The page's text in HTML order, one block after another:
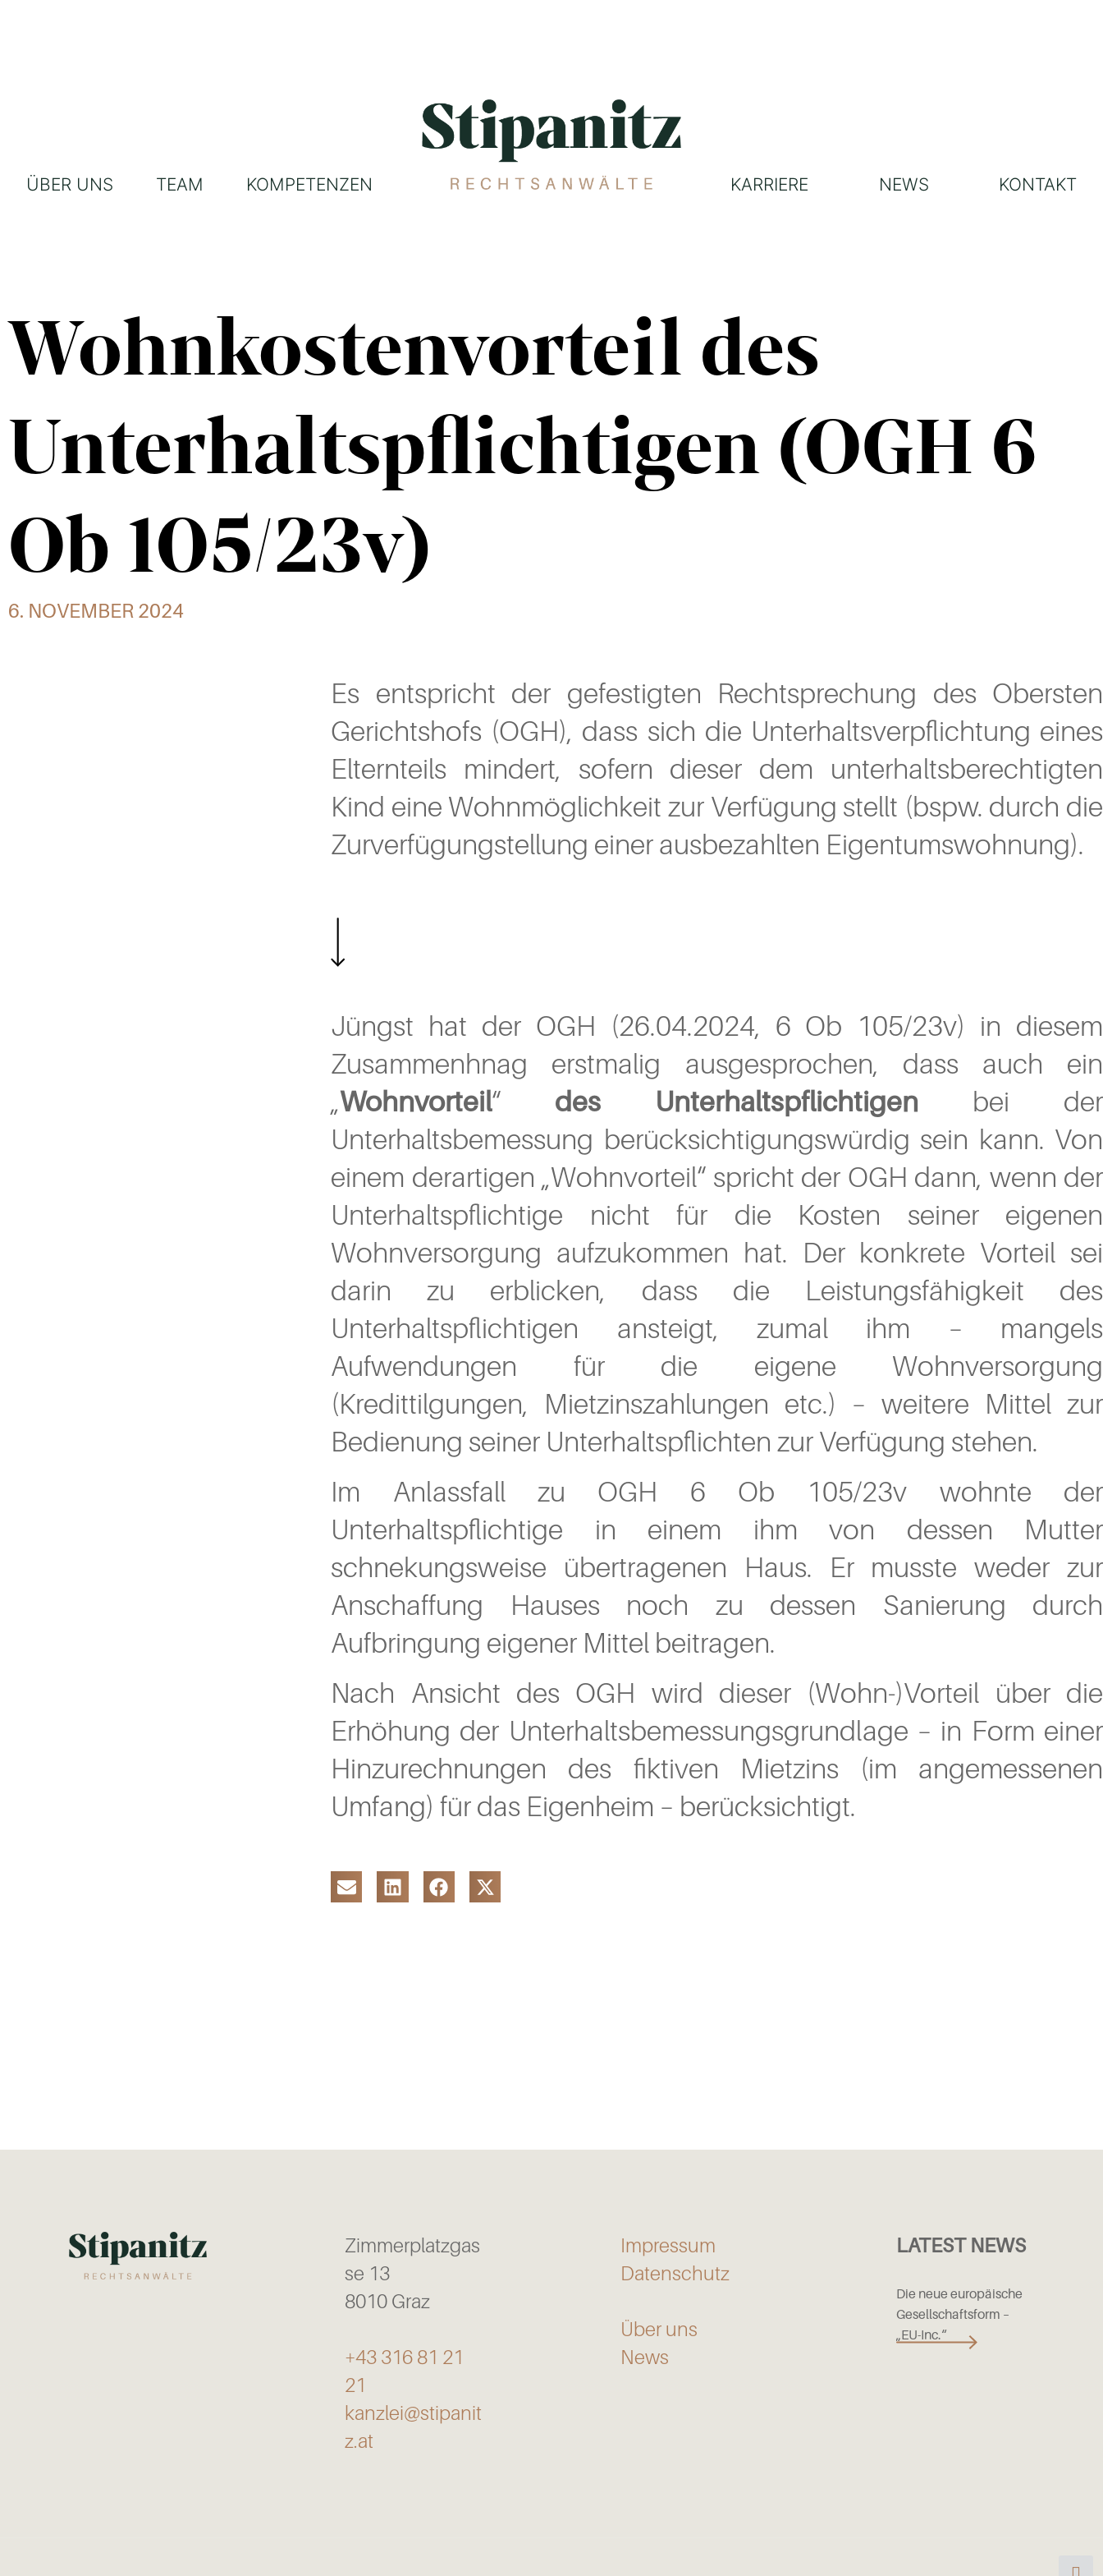
ÜBER UNS TEAM KOMPETENZEN KARRIERE NEWS KONTAKT
Wohnkostenvorteil des
Unterhaltspflichtigen (OGH 6
Ob 105/23v)
6. NOVEMBER 2024
Es entspricht der gefestigten Rechtsprechung des Obersten
Gerichtshofs (OGH), dass sich die Unterhaltsverpflichtung eines
Elternteils mindert, sofern dieser dem unterhaltsberechtigten
Kind eine Wohnmöglichkeit zur Verfügung stellt (bspw. durch die
Zurverfügungstellung einer ausbezahlten Eigentumswohnung).
Jüngst hat der OGH (26.04.2024, 6 Ob 105/23v) in diesem
Zusammenhnag erstmalig ausgesprochen, dass auch ein
„Wohnvorteil“ des Unterhaltspflichtigen bei der
Unterhaltsbemessung berücksichtigungswürdig sein kann. Von
einem derartigen „Wohnvorteil“ spricht der OGH dann, wenn der
Unterhaltspflichtige nicht für die Kosten seiner eigenen
Wohnversorgung aufzukommen hat. Der konkrete Vorteil sei
darin zu erblicken, dass die Leistungsfähigkeit des
Unterhaltspflichtigen ansteigt, zumal ihm – mangels
Aufwendungen für die eigene Wohnversorgung
(Kredittilgungen, Mietzinszahlungen etc.) – weitere Mittel zur
Bedienung seiner Unterhaltspflichten zur Verfügung stehen.
Im Anlassfall zu OGH 6 Ob 105/23v wohnte der
Unterhaltspflichtige in einem ihm von dessen Mutter
schnekungsweise übertragenen Haus. Er musste weder zur
Anschaffung Hauses noch zu dessen Sanierung durch
Aufbringung eigener Mittel beitragen.
Nach Ansicht des OGH wird dieser (Wohn-)Vorteil über die
Erhöhung der Unterhaltsbemessungsgrundlage – in Form einer
Hinzurechnungen des fiktiven Mietzins (im angemessenen
Umfang) für das Eigenheim – berücksichtigt.
Zimmerplatzgas
se 13
8010 Graz
+43 316 81 21
21
kanzlei@stipanit
z.at
Impressum
Datenschutz
Über uns
News
LATEST NEWS
Die neue europäische
Gesellschaftsform –
„EU-Inc.“